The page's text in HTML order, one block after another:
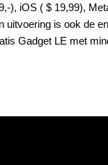
), iOS ( $ 19,99),
uitvoering is ook de
Gadget LE met